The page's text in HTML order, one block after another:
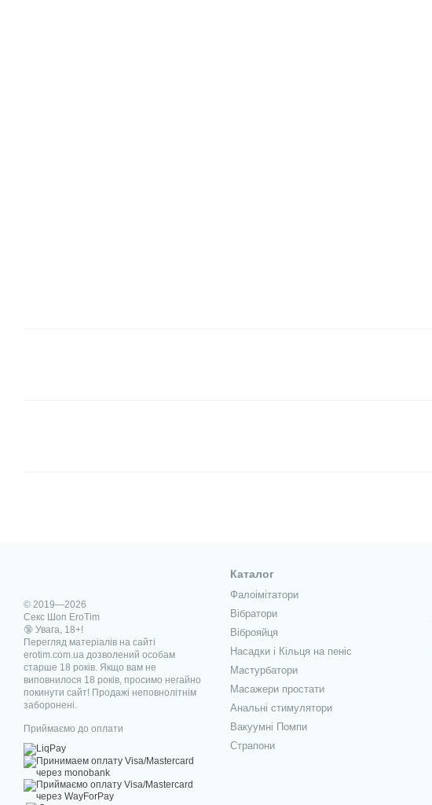
© 2019—2026
Секс Шоп EroTim
🔞 Увага, 18+!
Перегляд матеріалів на сайті
erotim.com.ua дозволений особам
старше 18 років. Якщо вам не
виповнилося 18 років, просимо негайно
покинути сайт! Продажі неповнолітнім
заборонені.
Приймаємо до оплати
Каталог
Фалоімітатори
Вібратори
Віброяйця
Насадки і Кільця на пеніс
Мастурбатори
Масажери простати
Анальні стимулятори
Вакуумні Помпи
Страпони